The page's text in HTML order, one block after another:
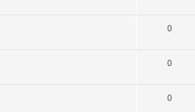
0
0
0